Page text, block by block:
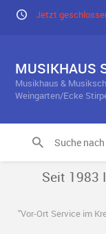
Jetzt
MUSIKHAUS
Musikhaus &
Weingarten/Ecke
Seit 1983
"Vor-Ort Service im